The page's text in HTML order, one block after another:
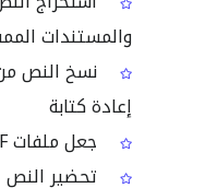
والمستندات
نسخ النص
إعادة كتابة
جعل ملفات PDF الممسوحة قابلة للبحث
تحضير النص